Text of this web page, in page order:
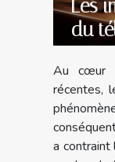
Les
du
Au cœur
récentes,
a contraint